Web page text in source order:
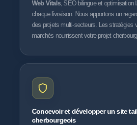
Web Vitals, SEO bilingue et optimisation
chaque livraison. Nous apportons un
des projets multi-secteurs. Les stratégies
marchés nourrissent votre projet
Concevoir et développer un site
cherbourgeois